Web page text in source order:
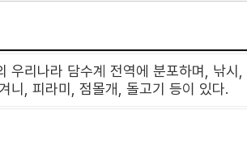
우리나라 담수계 전역에 분포하며, 낚시
니, 피라미, 점몰개, 돌고기 등이 있다.